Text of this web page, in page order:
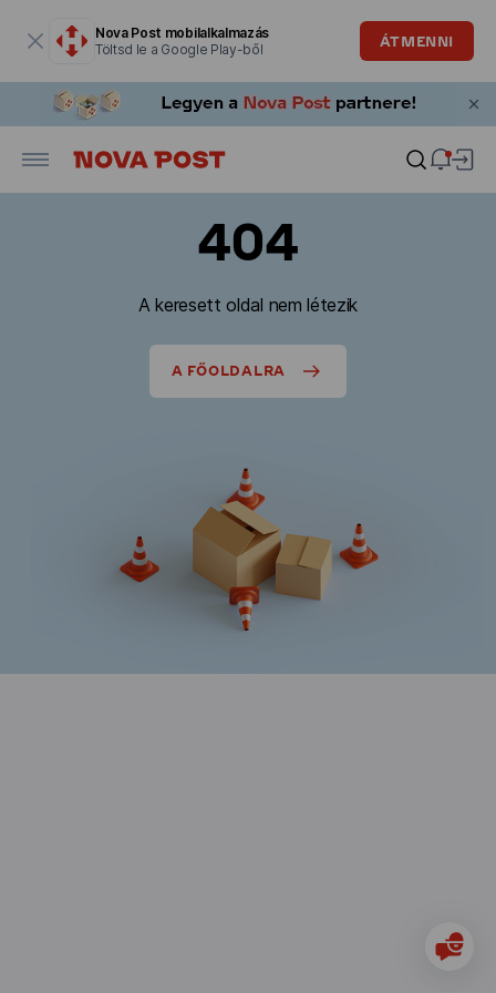
Nova Post mobilalkalmazás
Töltsd le a Google Play-ből
ÁTMENNI
404
A keresett oldal nem létezik
A FŐOLDALRA